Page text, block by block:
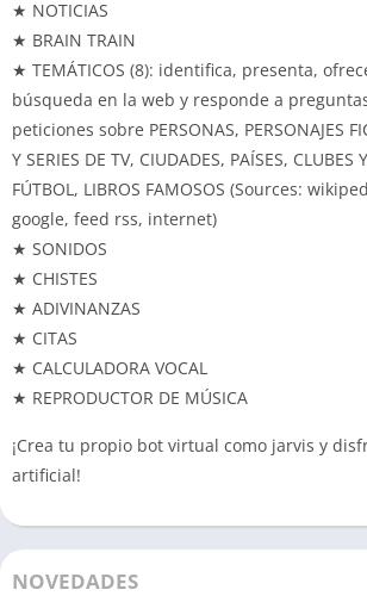
★ NOTICIAS
★ BRAIN TRAIN
★ TEMÁTICOS (8): identifica, presenta,
búsqueda en la web y responde a
peticiones sobre PERSONAS, PERSONAJES
Y SERIES DE TV, CIUDADES, PAÍSES, CLUBES
FÚTBOL, LIBROS FAMOSOS (Sources:
google, feed rss, internet)
★ SONIDOS
★ CHISTES
★ ADIVINANZAS
★ CITAS
★ CALCULADORA VOCAL
★ REPRODUCTOR DE MÚSICA
¡Crea tu propio bot virtual como jarvis y
artificial!
NOVEDADES